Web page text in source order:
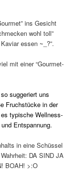
ins Gesicht
wohl toll”
essen ~_?”.
mit einer “Gourmet-
suggeriert uns
Fruchstücke in der
typische Wellness-
Entspannung.
in eine Schüssel
DA SIND JA
BOAH! >:O